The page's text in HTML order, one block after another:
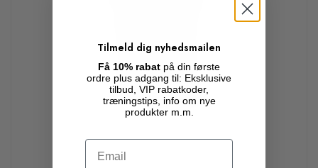
Tilmeld dig nyhedsmailen
Få 10% rabat på din første
ordre plus adgang til: Eksklusive
tilbud, VIP rabatkoder,
træningstips, info om nye
produkter m.m.
Email